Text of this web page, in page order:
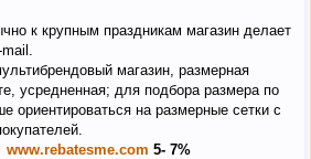
к крупным праздникам магазин делает
магазин, размерная
усредненная; для подбора размера по
ориентироваться на размерные сетки с
www.rebatesme.com 5- 7%